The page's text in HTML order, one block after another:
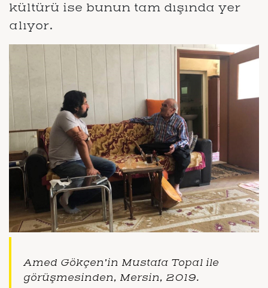
kültürü ise bunun tam dışında yer
alıyor.
Amed Gökçen’in Mustafa Topal ile
görüşmesinden, Mersin, 2019.